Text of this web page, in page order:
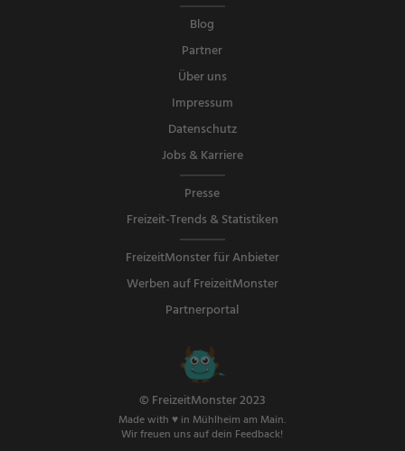
Blog
Partner
Über uns
Impressum
Datenschutz
Jobs & Karriere
Presse
Freizeit-Trends & Statistiken
FreizeitMonster für Anbieter
Werben auf FreizeitMonster
Partnerportal
© FreizeitMonster 2023
Made with ♥ in Mühlheim am Main.
Wir freuen uns auf dein Feedback!